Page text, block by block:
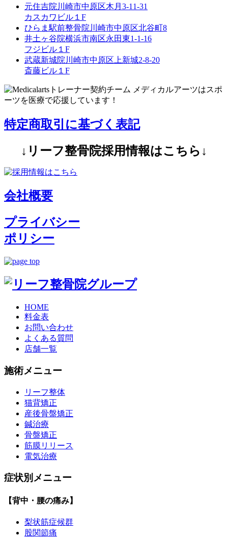
元住吉院 川崎市中原区木月3-11-31
カスカワビル１F
ひらま駅前整骨院 川崎市中原区北谷町8
井土ヶ谷院横浜市南区永田東1-1-16
フジビル１F
武蔵新城院 川崎市中原区上新城2-8-20
斎藤ビル１F
特定商取引に基づく表記
↓リーフ整骨院採用情報はこちら↓
会社概要
プライバシー
ポリシー
HOME
料金表
お問い合わせ
よくある質問
店舗一覧
施術メニュー
リーフ整体
猫背矯正
産後骨盤矯正
鍼治療
骨盤矯正
筋膜リリース
電気治療
症状別メニュー
【背中・腰の痛み】
梨状筋症候群
股関節痛